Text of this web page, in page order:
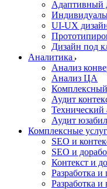
Адаптивный
UI‑UX
Дизайн под
Аналитика
Анализ
Анализ ЦА
Комплексный
Аудит
Технический
Аудит
Комплексные
SEO и
SEO и
Контекст и
Разработка
Разработка и